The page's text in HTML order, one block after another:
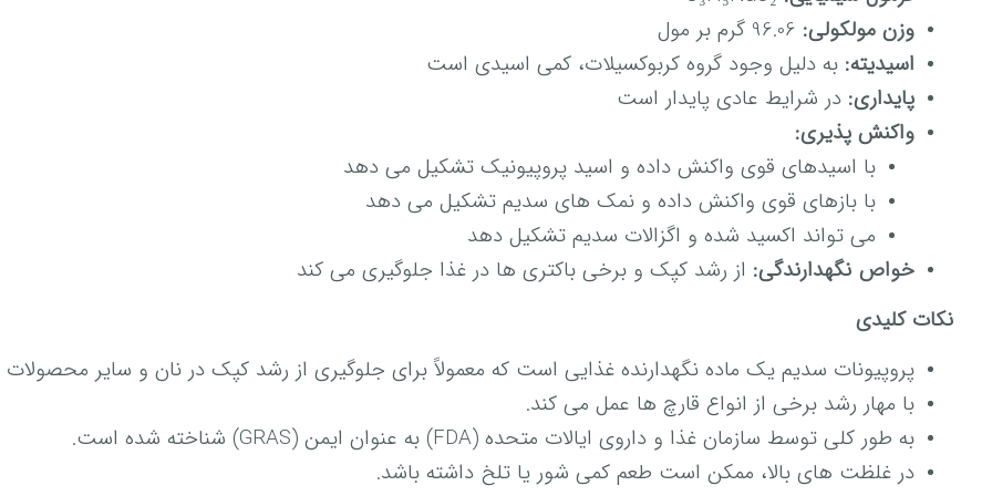
وزن مولکولی:
اسیدیته: به دلیل وجود گروه کربوکسیلات، کمی اسیدی است
پایداری: در شرایط عادی پایدار است
واکنش پذیری:
با اسیدهای قوی واکنش داده و اسید پروپیونیک تشکیل می دهد
با بازهای قوی واکنش داده و نمک های سدیم تشکیل می دهد
می تواند اکسید شده و اگزالات سدیم تشکیل دهد
خواص نگهدارندگی: از رشد کپک و برخی باکتری ها در غذا جلوگیری می کند
نکات کلیدی
پروپیونات سدیم یک ماده نگهدارنده غذایی است که معمولاً برای جلوگیری از رشد کپک در نان و سایر
با مهار رشد برخی از انواع قارچ ها عمل می کند.
به طور کلی توسط سازمان غذا و داروی ایالات متحده (FDA) به عنوان ایمن (GRAS) شناخته شده است.
در غلظت های بالا، ممکن است طعم کمی شور یا تلخ داشته باشد.